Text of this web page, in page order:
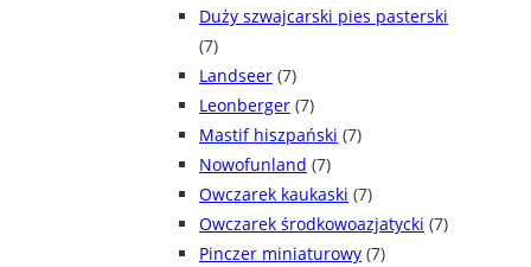
Duży szwajcarski pies pasterski
(7)
Landseer (7)
Leonberger (7)
Mastif hiszpański (7)
Nowofunland (7)
Owczarek kaukaski (7)
Owczarek środkowoazjatycki (7)
Pinczer miniaturowy (7)